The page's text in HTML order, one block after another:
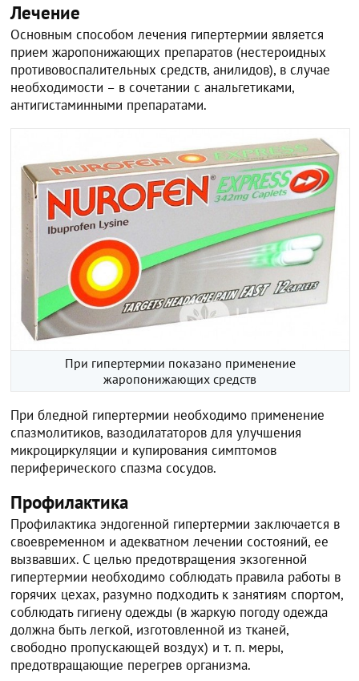
Лечение
Основным способом лечения гипертермии является
прием жаропонижающих препаратов (нестероидных
противовоспалительных средств, анилидов), в случае
необходимости – в сочетании с анальгетиками,
антигистаминными препаратами.
При гипертермии показано применение
жаропонижающих средств
При бледной гипертермии необходимо применение
спазмолитиков, вазодилататоров для улучшения
микроциркуляции и купирования симптомов
периферического спазма сосудов.
Профилактика
Профилактика эндогенной гипертермии заключается в
своевременном и адекватном лечении состояний, ее
вызвавших. С целью предотвращения экзогенной
гипертермии необходимо соблюдать правила работы в
горячих цехах, разумно подходить к занятиям спортом,
соблюдать гигиену одежды (в жаркую погоду одежда
должна быть легкой, изготовленной из тканей,
свободно пропускающей воздух) и т. п. меры,
предотвращающие перегрев организма.